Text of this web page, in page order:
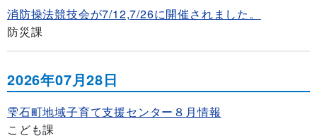
消防操法競技会が7/12,7/26に開催されました。
防災課
2026年07月28日
雫石町地域子育て支援センター８月情報
こども課